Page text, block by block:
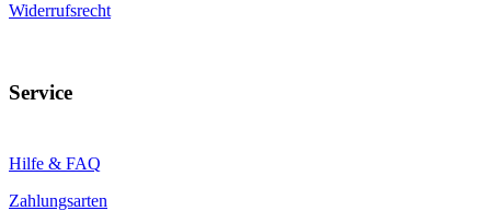
Widerrufsrecht
Service
Hilfe & FAQ
Zahlungsarten